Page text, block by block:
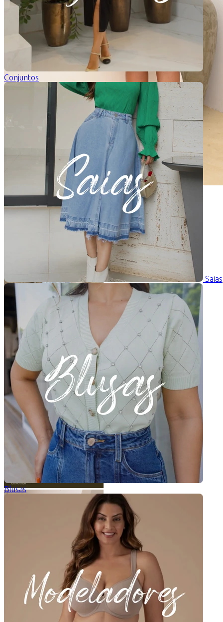
Conjuntos
Saias
Blusas